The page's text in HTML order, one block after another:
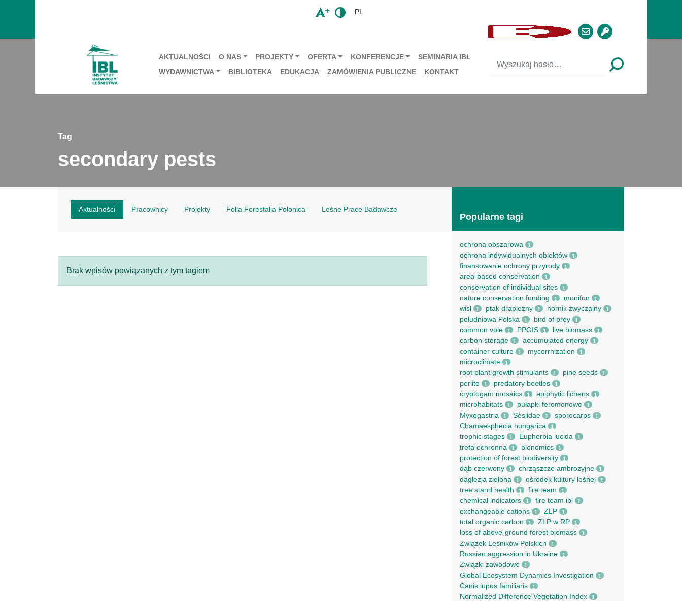
PL
AKTUALNOŚCI O NAS PROJEKTY OFERTA KONFERENCJE
SEMINARIA IBL
WYDAWNICTWA
BIBLIOTEKA EDUKACJA ZAMÓWIENIA PUBLICZNE KONTAKT
Tag
secondary pests
Aktualności Pracownicy Projekty Folia Forestalia Polonica Leśne Prace Badawcze
Brak wpisów powiązanych z tym tagiem
Popularne tagi
ochrona obszarowa 1
ochrona indywidualnych obiektów 1
finansowanie ochrony przyrody 1
area-based conservation 1
conservation of individual sites 1
nature conservation funding 1 monifun 1
wisl 1 ptak drapieżny 1 nornik zwyczajny 1
południowa Polska 1 bird of prey 1
common vole 1 PPGIS 1 live biomass 1
carbon storage 1 accumulated energy 1
container culture 1 mycorrhization 1
microclimate 1
root рlant growth stimulants 1 pine seeds 1
perlite 1 predatory beetles 1
cryptogam mosaics 1 epiphytic lichens 1
microhabitats 1 pułapki feromonowe 1
Myxogastria 1 Sesiidae 1 sporocarps 1
Chamaesphecia hungarica 1
trophic stages 1 Euphorbia lucida 1
trefa ochronna 1 bionomics 1
protection of forest biodiversity 1
dąb czerwony 1 chrząszcze ambrozyjne 1
daglezja zielona 1 ośrodek kultury leśnej 1
tree stand health 1 fire team 1
chemical indicators 1 fire team ibl 1
exchangeable cations 1 ZLP 1
total organic carbon 1 ZLP w RP 1
loss of above-ground forest biomass 1
Związek Leśników Polskich 1
Russian aggression in Ukraine 1
Związki zawodowe 1
Global Ecosystem Dynamics Investigation 1
Canis lupus familiaris 1
Normalized Difference Vegetation Index 1